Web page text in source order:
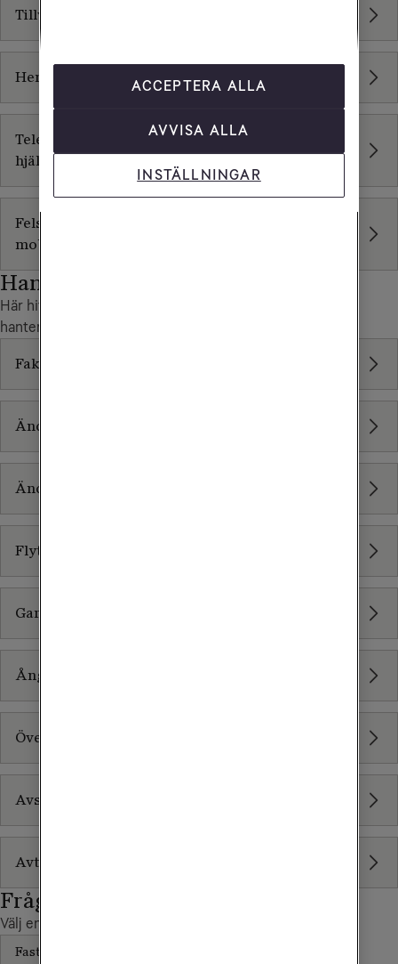
Tillvalstjänster
Hemtelefoni via mobilnätet
Tele2 Heminstallation - installation och teknisk
hjälp i hemmet
Felsökning av fast telefoni via telefonjack och
mobilnätet
Hantera dina abonnemang
Här hittar du mer information som hjälper dig när du vill
hantera ditt abonnemang.
Fakturaguide
Ändra betalningssätt
Ändra abonnemang
Flytt och adressändring
Garanti och reparation
Ångerrätt
Överlåta abonnemang
Avsluta abonnemang
Avtalsvillkor och blanketter
Frågor och svar
Välj en kategori
Fast Telefoni
ACCEPTERA ALLA
AVVISA ALLA
INSTÄLLNINGAR